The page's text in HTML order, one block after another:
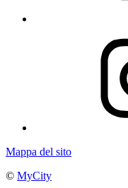
Mappa del sito
© MyCity